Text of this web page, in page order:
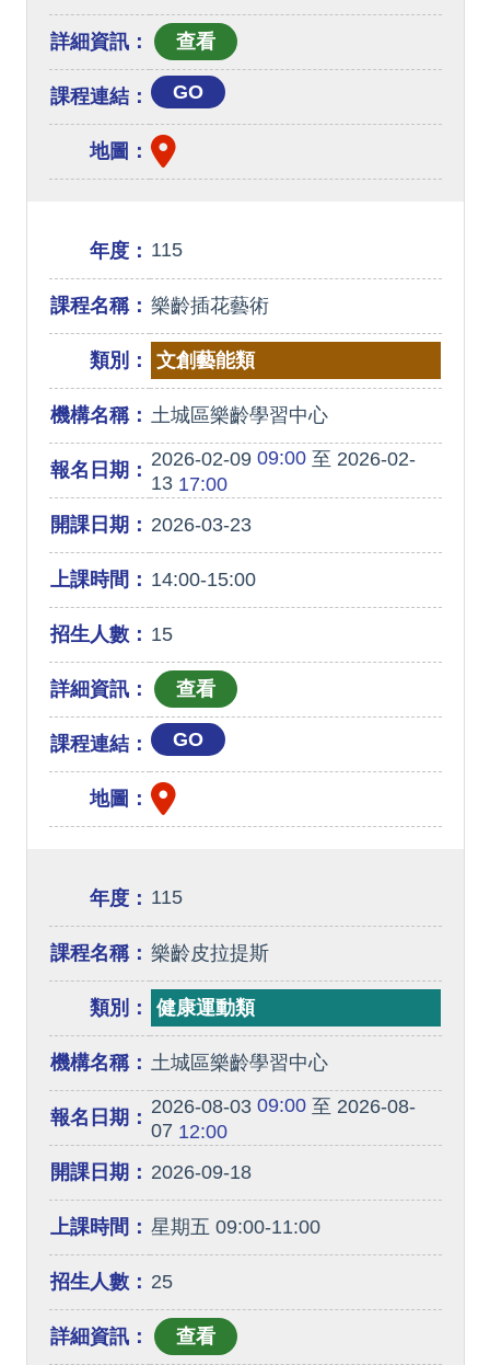
詳細資訊：
課程連結： GO
地圖：
年度： 115
課程名稱： 樂齡插花藝術
類別： 文創藝能類
機構名稱： 土城區樂齡學習中心
報名日期： 2026-02-0909:00至 2026-02-
1317:00
開課日期： 2026-03-23
上課時間： 14:00-15:00
招生人數： 15
詳細資訊：
課程連結： GO
地圖：
年度： 115
課程名稱： 樂齡皮拉提斯
類別： 健康運動類
機構名稱： 土城區樂齡學習中心
報名日期： 2026-08-0309:00至 2026-08-
07 12:00
開課日期： 2026-09-18
上課時間： 星期五 09:00-11:00
招生人數： 25
詳細資訊：